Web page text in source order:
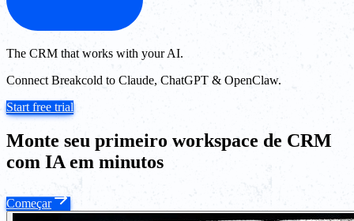
The CRM that works with your AI.
Connect Breakcold to Claude, ChatGPT & OpenClaw.
Start free trial
Monte seu primeiro workspace de CRM
com IA em minutos
Começar